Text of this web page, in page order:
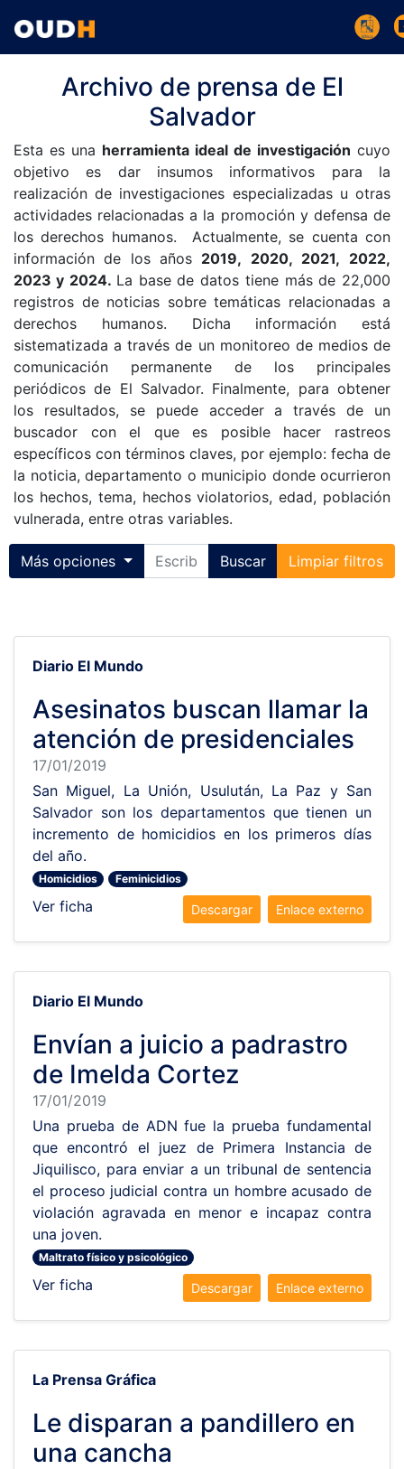
Archivo de prensa de El
Salvador
Esta es una herramienta ideal de investigación cuyo
objetivo es dar insumos informativos para la
realización de investigaciones especializadas u otras
actividades relacionadas a la promoción y defensa de
los derechos humanos. Actualmente, se cuenta con
información de los años 2019, 2020, 2021, 2022,
2023 y 2024. La base de datos tiene más de 22,000
registros de noticias sobre temáticas relacionadas a
derechos humanos. Dicha información está
sistematizada a través de un monitoreo de medios de
comunicación permanente de los principales
periódicos de El Salvador. Finalmente, para obtener
los resultados, se puede acceder a través de un
buscador con el que es posible hacer rastreos
específicos con términos claves, por ejemplo: fecha de
la noticia, departamento o municipio donde ocurrieron
los hechos, tema, hechos violatorios, edad, población
vulnerada, entre otras variables.
Toggle collapse
Más opciones Buscar Limpiar filtros
Diario El Mundo
Asesinatos buscan llamar la
atención de presidenciales
17/01/2019
San Miguel, La Unión, Usulután, La Paz y San
Salvador son los departamentos que tienen un
incremento de homicidios en los primeros días
del año.
Homicidios Feminicidios
Ver ficha Enlace externo
Descargar
Diario El Mundo
Envían a juicio a padrastro
de Imelda Cortez
17/01/2019
Una prueba de ADN fue la prueba fundamental
que encontró el juez de Primera Instancia de
Jiquilisco, para enviar a un tribunal de sentencia
el proceso judicial contra un hombre acusado de
violación agravada en menor e incapaz contra
una joven.
Maltrato físico y psicológico
Ver ficha Enlace externo
Descargar
La Prensa Gráfica
Le disparan a pandillero en
una cancha